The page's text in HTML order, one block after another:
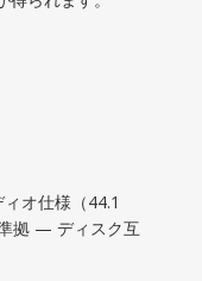
オ仕様（44.1
拠 — ディスク互